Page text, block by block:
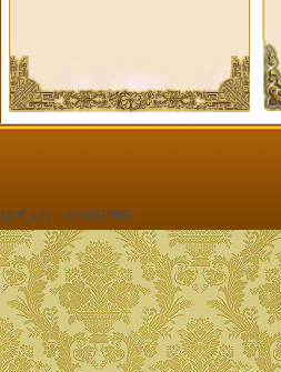
技术支持： 铁哥们网络